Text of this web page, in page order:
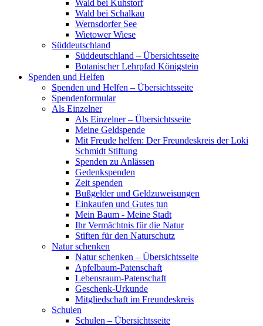
Wald bei Kuhstorf
Wald bei Schalkau
Wernsdorfer See
Wietower Wiese
Süddeutschland
Süddeutschland – Übersichtsseite
Botanischer Lehrpfad Königstein
Spenden und Helfen
Spenden und Helfen – Übersichtsseite
Spendenformular
Als Einzelner
Als Einzelner – Übersichtsseite
Meine Geldspende
Mit Freude helfen: Der Freundeskreis der Loki
Schmidt Stiftung
Spenden zu Anlässen
Gedenkspenden
Zeit spenden
Bußgelder und Geldzuweisungen
Einkaufen und Gutes tun
Mein Baum - Meine Stadt
Ihr Vermächtnis für die Natur
Stiften für den Naturschutz
Natur schenken
Natur schenken – Übersichtsseite
Apfelbaum-Patenschaft
Lebensraum-Patenschaft
Geschenk-Urkunde
Mitgliedschaft im Freundeskreis
Schulen
Schulen – Übersichtsseite